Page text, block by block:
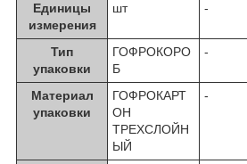
Единицы
измерения
шт -
Тип
упаковки
ГОФРОКОРО
Б
-
Материал
упаковки
ГОФРОКАРТ
ОН
ТРЕХСЛОЙН
ЫЙ
-